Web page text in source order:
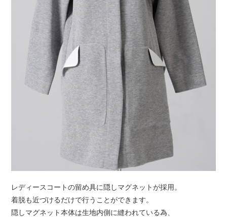
レディースコートの留め具に隠しマグネットが採用。
着脱も近づけるだけで行うことができます。
隠しマグネット本体は生地内側に縫われている為、